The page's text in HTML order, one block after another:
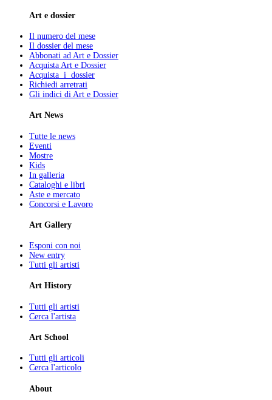
Art e dossier
Il numero del mese
Il dossier del mese
Abbonati ad Art e Dossier
Acquista Art e Dossier
Acquista i dossier
Richiedi arretrati
Gli indici di Art e Dossier
Art News
Tutte le news
Eventi
Mostre
Kids
In galleria
Cataloghi e libri
Aste e mercato
Concorsi e Lavoro
Art Gallery
Esponi con noi
New entry
Tutti gli artisti
Art History
Tutti gli artisti
Cerca l'artista
Art School
Tutti gli articoli
Cerca l'articolo
About